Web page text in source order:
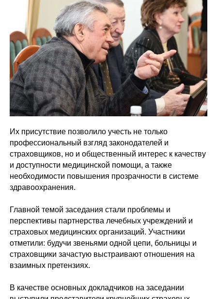
Их присутствие позволило учесть не только
профессиональный взгляд законодателей и
страховщиков, но и общественный интерес к качеству
и доступности медицинской помощи, а также
необходимости повышения прозрачности в системе
здравоохранения.
Главной темой заседания стали проблемы и
перспективы партнерства лечебных учреждений и
страховых медицинских организаций. Участники
отметили: будучи звеньями одной цепи, больницы и
страховщики зачастую выстраивают отношения на
взаимных претензиях.
В качестве основных докладчиков на заседании